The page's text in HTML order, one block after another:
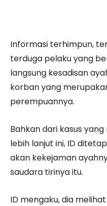
Informasi terhimpun,
terduga pelaku yang
langsung kesadisan
korban yang
perempuannya.
Bahkan dari kasus
lebih lanjut ini, ID
akan kekejaman
saudara tirinya itu.
ID mengaku, dia